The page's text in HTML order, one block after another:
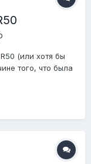
(или хотя бы
того, что была
запасниках?